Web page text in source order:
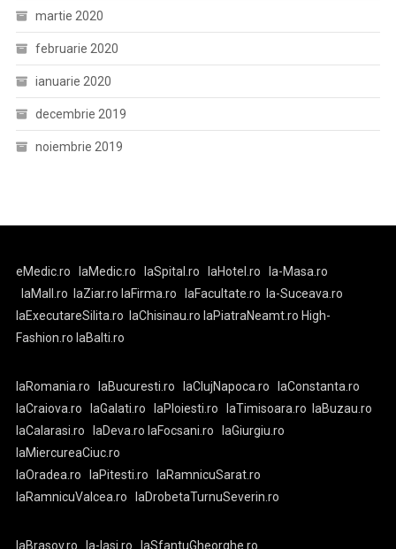
martie 2020
februarie 2020
ianuarie 2020
decembrie 2019
noiembrie 2019
eMedic.ro laMedic.ro laSpital.ro laHotel.ro
la-Masa.ro
laMall.ro
laZiar.ro laFirma.ro laFacultate.ro
la-Suceava.ro
laExecutareSilita.ro
laChisinau.ro laPiatraNeamt.ro High-
Fashion.ro laBalti.ro
laRomania.ro laBucuresti.ro laClujNapoca.ro
laConstanta.ro
laCraiova.ro
laGalati.ro laPloiesti.ro laTimisoara.ro
laBuzau.ro
laCalarasi.ro
laDeva.ro laFocsani.ro
laGiurgiu.ro
laMiercureaCiuc.ro
laOradea.ro
laPitesti.ro
laRamnicuSarat.ro
laRamnicuValcea.ro
laDrobetaTurnuSeverin.ro
laBrasov.ro la-Iasi.ro laSfantuGheorghe.ro